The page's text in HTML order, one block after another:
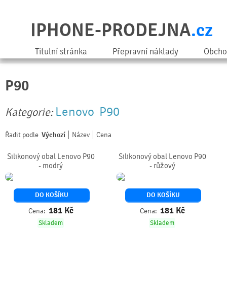
IPHONE-PRODEJNA.cz
Titulní stránka Přepravní náklady
P90
Kategorie: Lenovo P90
Řadit podle Výchozí Název Cena
Silikonový obal Lenovo P90
- modrý
DO KOŠÍKU
Cena: 181 Kč
Skladem
Silikonový obal Lenovo P90
- růžový
DO KOŠÍKU
Cena: 181 Kč
Skladem